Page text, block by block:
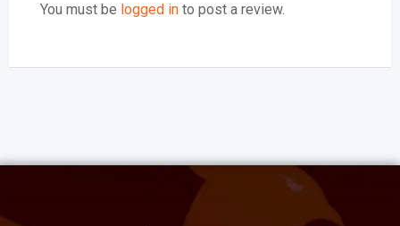
You must be logged in to post a review.